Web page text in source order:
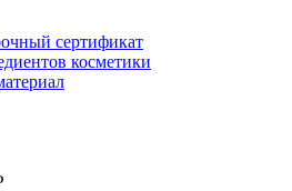
сертификат
косметики